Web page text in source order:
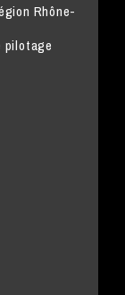
Rhône-
pilotage